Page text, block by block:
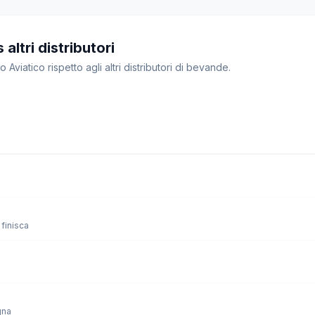
altri distributori
Aviatico rispetto agli altri distributori di bevande.